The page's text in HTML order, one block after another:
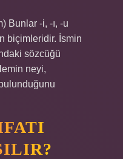
Bunlar -i, -ı, -u
biçimleridir. İsmin
sözcüğü
neyi,